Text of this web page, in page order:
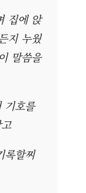
집에 앉
지 누웠
말씀을
기호를
록할찌